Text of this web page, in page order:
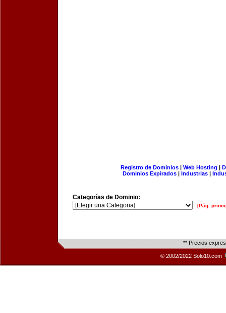
Registro de Dominios| Web Hosting |
Dominios Expirados | Industrias |
Categorías de Dominio:
[Pág.
** Precios
© 2002/2022 Solo10.com